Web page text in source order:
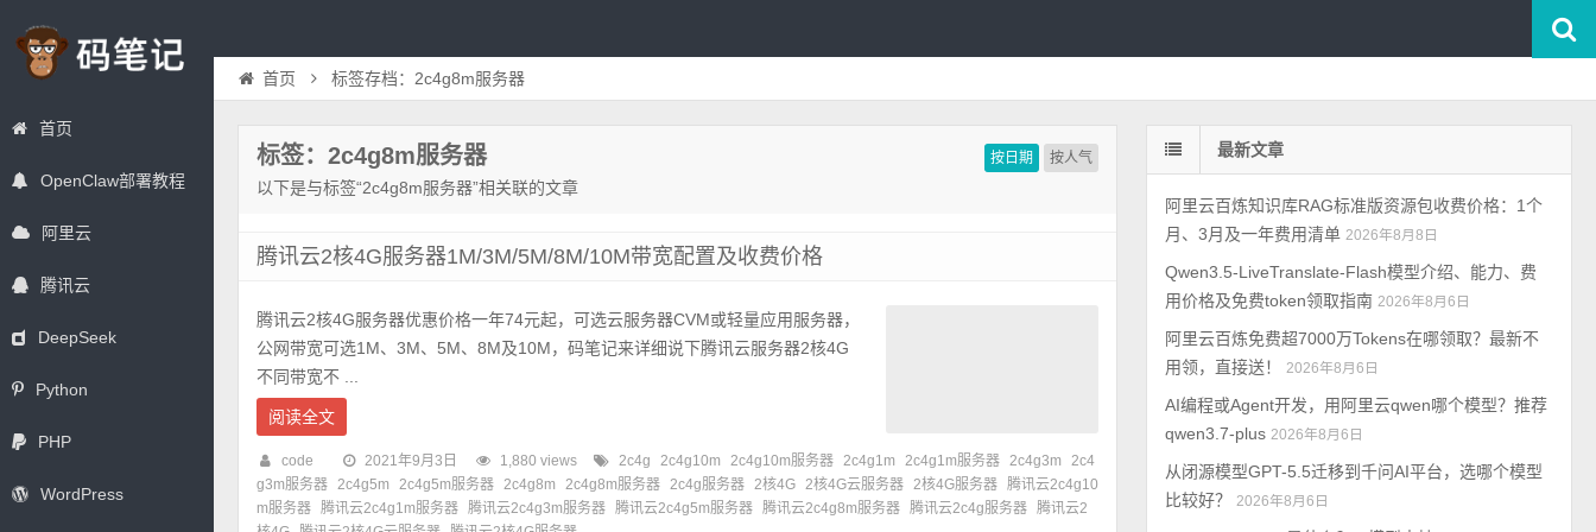
首页
OpenClaw部署教程
阿里云
腾讯云
DeepSeek
Python
PHP
WordPress
首页 标签存档：2c4g8m服务器
按日期 按人气
标签：2c4g8m服务器
以下是与标签“2c4g8m服务器”相关联的文章
腾讯云2核4G服务器1M/3M/5M/8M/10M带宽配置及收费价格
腾讯云2核4G服务器优惠价格一年74元起，可选云服务器CVM或轻量应用服务器，
公网带宽可选1M、3M、5M、8M及10M，码笔记来详细说下腾讯云服务器2核4G
不同带宽不 ...
阅读全文
code 2021年9月3日 1,880 views 2c4g 2c4g10m 2c4g10m服务器 2c4g1m 2c4g1m服务器 2c4g3m
2c4
g3m服务器 2c4g5m 2c4g5m服务器 2c4g8m 2c4g8m服务器 2c4g服务器 2核4G 2核4G云服务器 2核4G服务器 腾讯云2c4g10
m服务器 腾讯云2c4g1m服务器 腾讯云2c4g3m服务器 腾讯云2c4g5m服务器 腾讯云2c4g8m服务器 腾讯云2c4g服务器 腾讯云2
最新文章
阿里云百炼知识库RAG标准版资源包收费价格：1个
月、3月及一年费用清单 2026年8月8日
Qwen3.5-LiveTranslate-Flash模型介绍、能力、费
用价格及免费token领取指南 2026年8月6日
阿里云百炼免费超7000万Tokens在哪领取？最新不
用领，直接送！
2026年8月6日
AI编程或Agent开发，用阿里云qwen哪个模型？推荐
qwen3.7-plus 2026年8月6日
从闭源模型GPT-5.5迁移到千问AI平台，选哪个模型
比较好？
2026年8月6日